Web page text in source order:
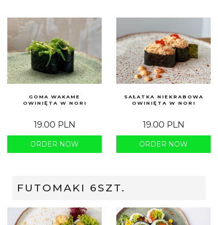
GOMA WAKAME
OWINIĘTA W NORI
19.00 PLN
ORDER NOW
SAŁATKA NIEKRABOWA
OWINIĘTA W NORI
19.00 PLN
ORDER NOW
FUTOMAKI 6SZT.